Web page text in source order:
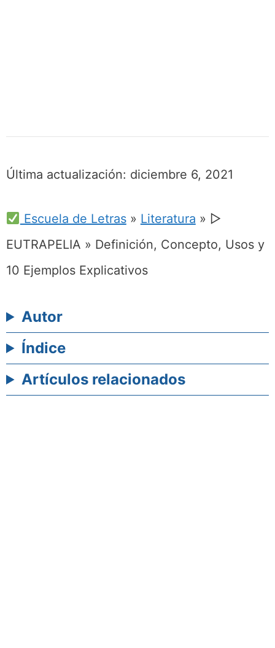
Última actualización: diciembre 6, 2021
Escuela de Letras» Literatura » ▷
EUTRAPELIA » Definición, Concepto, Usos y
10 Ejemplos Explicativos
Autor
Índice
Artículos relacionados